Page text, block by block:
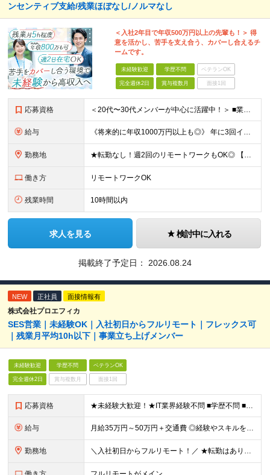
ンセンティブ支給/残業ほぼなし/ノルマなし
＜入社2年目で年収500万円以上の先輩も！＞ 得
意を活かし、苦手を支え合う、カバーし合えるチ
ームです。
未経験歓迎 学歴不問 ベテランOK
完全週休2日 賞与複数月 面接1回
応募資格 ＜20代〜30代メンバーが中心に活躍中！＞ ■業界・職種未経験OK！第二新卒歓迎 ■学歴不問 ＜こんな方にピッタリです！＞ ・販売や接客の経験を活かしてオフィスワークデビューしたい方 ・厳しいノルマ
給与 《将来的に年収1000万円以上も◎》 年に3回インセンティブの支給タイミングがあります。 入社2年目で年間150万円のインセンティブをゲットしている先輩も◎ 個人のノルマはありませんが、チームで協力
勤務地 ★転勤なし！週2回のリモートワークもOK◎ 【本社】 東京都中央区日本橋蛎殻町1-8-2 ※(変更の範囲)上記を除く当社関連勤務地
働き方 リモートワークOK
残業時間 10時間以内
求人を見る 検討中に入れる
掲載終了予定日： 2026.08.24
NEW 正社員 面接情報有
株式会社プロエフィカ
SES営業｜未経験OK｜入社初日からフルリモート｜フレックス可
｜残業月平均10h以下｜事業立ち上げメンバー
未経験歓迎 学歴不問 ベテランOK
完全週休2日 賞与複数月 面接1回
応募資格 ★未経験大歓迎！★IT業界経験不問 ■学歴不問 ■未経験OK ★人材業界での経験や、SES経験をお持ちの方は優遇します ≪こんな方は今すぐご応募ください≫ □自由度の高い働き方がしたい □誰かの役
給与 月給35万円～50万円＋交通費 ◎経験やスキルを考慮し、最大限優遇します ◎上記月給は固定残業代月40時間分(月10万9,375～)を含みます。残業時間が超過した場合はその分追加支給します ◎試用期
勤務地 ＼入社初日からフルリモート！／ ★転勤はありません ★お客様先を訪問するときなどは直行直帰可 ■本社 東京都品川区西五反田3丁目15-6 リードシー目黒不動前ビル1-04 ※(変更の範囲)上記を